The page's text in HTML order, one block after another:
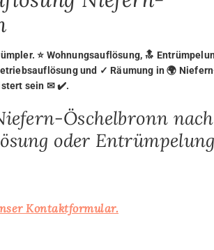
⭐ Wohnungsauflösung, 🔝
und ✓ Räumung in 🌍
sein ✉ ✔️.
Öschelbronn nach
oder Entrümpelung
Kontaktformular.